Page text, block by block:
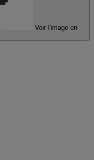
Voir l'image en